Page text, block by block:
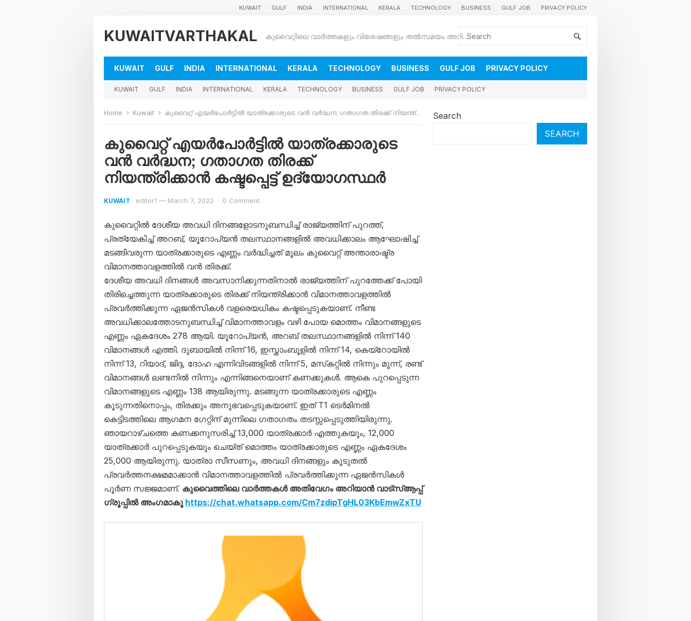
KUWAIT GULF INDIA INTERNATIONAL KERALA TECHNOLOGY BUSINESS GULF JOB PRIVACY POLICY
KUWAITVARTHAKAL കുവൈറ്റിലെ വാർത്തകളും വിശേഷങ്ങളും തൽസമയം അറിയാൻ
KUWAIT GULF INDIA INTERNATIONAL KERALA TECHNOLOGY BUSINESS GULF JOB PRIVACY POLICY
KUWAIT GULF INDIA INTERNATIONAL KERALA TECHNOLOGY BUSINESS GULF JOB PRIVACY POLICY
Home Kuwait കുവൈറ്റ്‌ എയർപോർട്ടിൽ യാത്രക്കാരുടെ വൻ വർദ്ധന; ഗതാഗത തിരക്ക് നിയന്ത്രിക്കാൻ കഷ്ടപ്പെട്ട് ഉദ്യോഗസ്ഥർ
കുവൈറ്റ്‌ എയർപോർട്ടിൽ യാത്രക്കാരുടെ
വൻ വർദ്ധന; ഗതാഗത തിരക്ക്
നിയന്ത്രിക്കാൻ കഷ്ടപ്പെട്ട് ഉദ്യോഗസ്ഥർ
KUWAIT editor1 — March 7, 2022 · 0 Comment
കുവൈറ്റിൽ ദേശീയ അവധി ദിനങ്ങളോടനുബന്ധിച്ച് രാജ്യത്തിന് പുറത്ത്,
പ്രത്യേകിച്ച് അറബ്, യൂറോപ്യൻ തലസ്ഥാനങ്ങളിൽ അവധിക്കാലം ആഘോഷിച്ച്
മടങ്ങിവരുന്ന യാത്രക്കാരുടെ എണ്ണം വർദ്ധിച്ചത് മൂലം കുവൈറ്റ് അന്താരാഷ്ട്ര
വിമാനത്താവളത്തിൽ വൻ തിരക്ക്.
ദേശീയ അവധി ദിനങ്ങൾ അവസാനിക്കുന്നതിനാൽ രാജ്യത്തിന് പുറത്തേക്ക് പോയി
തിരിച്ചെത്തുന്ന യാത്രക്കാരുടെ തിരക്ക് നിയന്ത്രിക്കാൻ വിമാനത്താവളത്തിൽ
പ്രവർത്തിക്കുന്ന ഏജൻസികൾ വളരെയധികം കഷ്ടപ്പെടുകയാണ്. നീണ്ട
അവധിക്കാലത്തോടനുബന്ധിച്ച് വിമാനത്താവളം വഴി പോയ മൊത്തം വിമാനങ്ങളുടെ
എണ്ണം ഏകദേശം 278 ആയി. യൂറോപ്യൻ, അറബ് തലസ്ഥാനങ്ങളിൽ നിന്ന് 140
വിമാനങ്ങൾ എത്തി. ദുബായിൽ നിന്ന് 16, ഇസ്താംബൂളിൽ നിന്ന് 14, കെയ്‌റോയിൽ
നിന്ന് 13, റിയാദ്, ജിദ്ദ, ദോഹ എന്നിവിടങ്ങളിൽ നിന്ന് 5, മസ്‌കറ്റിൽ നിന്നും മൂന്ന്, രണ്ട്
വിമാനങ്ങൾ ലണ്ടനിൽ നിന്നും എന്നിങ്ങനെയാണ് കണക്കുകൾ. ആകെ പുറപ്പെടുന്ന
വിമാനങ്ങളുടെ എണ്ണം 138 ആയിരുന്നു. മടങ്ങുന്ന യാത്രക്കാരുടെ എണ്ണം
കൂടുന്നതിനൊപ്പം, തിരക്കും അനുഭവപ്പെടുകയാണ്. ഇത് T1 ടെർമിനൽ
കെട്ടിടത്തിലെ ആഗമന ഗേറ്റിന് മുന്നിലെ ഗതാഗതം തടസ്സപ്പെടുത്തിയിരുന്നു.
ഞായറാഴ്ചത്തെ കണക്കനുസരിച്ച് 13,000 യാത്രക്കാർ എത്തുകയും, 12,000
യാത്രക്കാർ പുറപ്പെടുകയും ചെയ്ത് മൊത്തം യാത്രക്കാരുടെ എണ്ണം ഏകദേശം
25,000 ആയിരുന്നു. യാത്രാ സീസണും, അവധി ദിനങ്ങളും കൂടുതൽ
പ്രവർത്തനക്ഷമമാക്കാൻ വിമാനത്താവളത്തിൽ പ്രവർത്തിക്കുന്ന ഏജൻസികൾ
പൂർണ സജ്ജമാണ്. കുവൈത്തിലെ വാർത്തകൾ അതിവേഗം അറിയാൻ വാട്സ്ആപ്പ്
ഗ്രൂപ്പിൽ അംഗമാകൂ https://chat.whatsapp.com/Cm7zdipTgHL03KbEmwZxTU
Search
SEARCH